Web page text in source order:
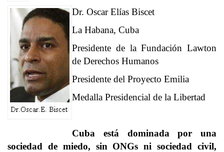
Dr. Oscar Elías Biscet
La Habana, Cuba
Presidente de la Fundación Lawton
de Derechos Humanos
Presidente del Proyecto Emilia
Medalla Presidencial de la Libertad
Cuba está dominada por una
sociedad de miedo, sin ONGs ni sociedad civil,